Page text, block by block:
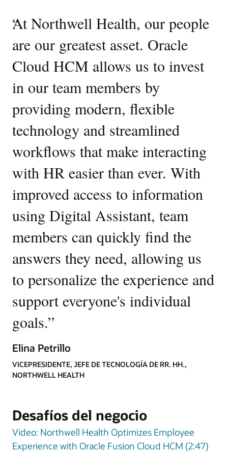
“
At Northwell Health, our people
are our greatest asset. Oracle
Cloud HCM allows us to invest
in our team members by
providing modern, flexible
technology and streamlined
workflows that make interacting
with HR easier than ever. With
improved access to information
using Digital Assistant, team
members can quickly find the
answers they need, allowing us
to personalize the experience and
support everyone's individual
goals.”
Elina Petrillo
VICEPRESIDENTE, JEFE DE TECNOLOGÍA DE RR. HH.,
NORTHWELL HEALTH
Desafíos del negocio
Video: Northwell Health Optimizes Employee
Experience with Oracle Fusion Cloud HCM (2:47)